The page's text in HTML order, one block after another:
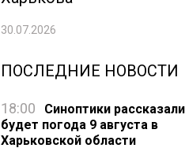
30.07.2026
ПОСЛЕДНИЕ НОВОСТИ
18:00
Синоптики
будет погода 9 августа в
Харьковской области